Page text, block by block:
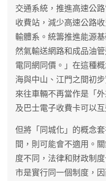
交通系統，推進高速公
收費站，減少高速公路
輸體系。統籌推進能源
然氣輸送網路和成品油
電同網同價。」在這種
海與中山、江門之間初
來往車輛不再當作是「
及巴士電子收費卡可以互
但將「同城化」的概念
間，則可能會不適用。
度不同，法律和財政制
市是實行同一個制度，